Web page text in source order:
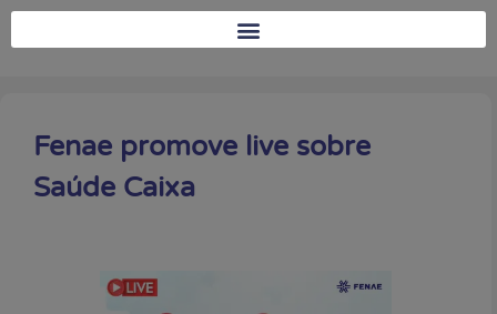
Fenae promove live sobre
Saúde Caixa